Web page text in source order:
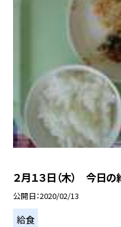
２月１３日（木） 今日の
公開日 2020/02/13
給食